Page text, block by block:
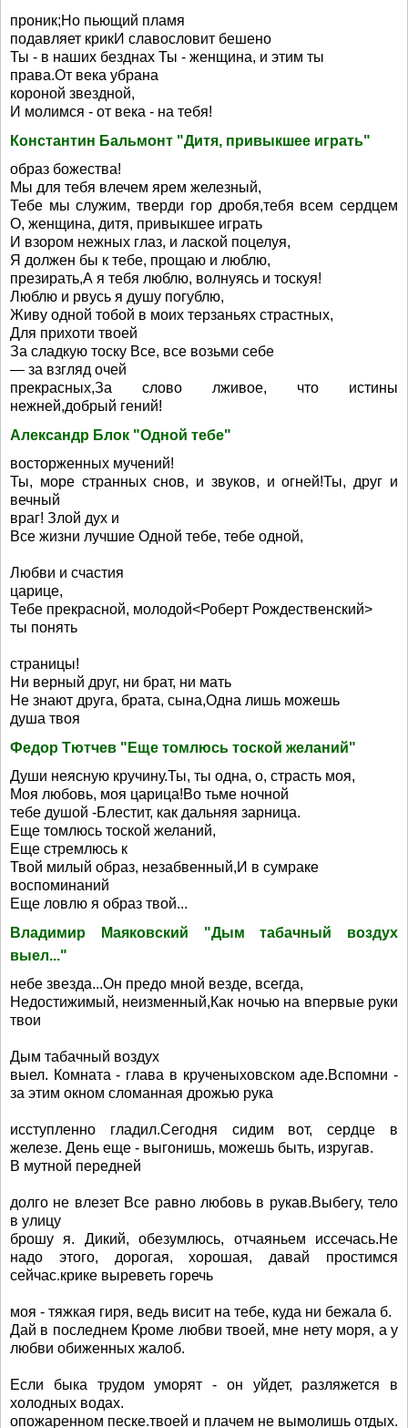
проник;Но пьющий пламя
подавляет крикИ славословит бешено
Ты - в наших безднах Ты - женщина, и этим ты
права.От века убрана
короной звездной,
И молимся - от века - на тебя!
Константин Бальмонт "Дитя, привыкшее играть"
образ божества!
Мы для тебя влечем ярем железный,
Тебе мы служим, тверди гор дробя,тебя всем сердцем
О, женщина, дитя, привыкшее играть
И взором нежных глаз, и лаской поцелуя,
Я должен бы к тебе, прощаю и люблю,
презирать,А я тебя люблю, волнуясь и тоскуя!
Люблю и рвусь я душу погублю,
Живу одной тобой в моих терзаньях страстных,
Для прихоти твоей
За сладкую тоску Все, все возьми себе
— за взгляд очей
прекрасных,За слово лживое, что истины
нежней,добрый гений!
Александр Блок "Одной тебе"
восторженных мучений!
Ты, море странных снов, и звуков, и огней!Ты, друг и
вечный
враг! Злой дух и
Все жизни лучшие Одной тебе, тебе одной,
Любви и счастия
царице,
Тебе прекрасной, молодой<Роберт Рождественский>
ты понять
страницы!
Ни верный друг, ни брат, ни мать
Не знают друга, брата, сына,Одна лишь можешь
душа твоя
Федор Тютчев "Еще томлюсь тоской желаний"
Души неясную кручину.Ты, ты одна, о, страсть моя,
Моя любовь, моя царица!Во тьме ночной
тебе душой -Блестит, как дальняя зарница.
Еще томлюсь тоской желаний,
Еще стремлюсь к
Твой милый образ, незабвенный,И в сумраке
воспоминаний
Еще ловлю я образ твой...
Владимир Маяковский "Дым табачный воздух
выел..."
небе звезда...Он предо мной везде, всегда,
Недостижимый, неизменный,Как ночью на впервые руки
твои
Дым табачный воздух
выел. Комната - глава в крученыховском аде.Вспомни -
за этим окном сломанная дрожью рука
исступленно гладил.Сегодня сидим вот, сердце в
железе. День еще - выгонишь, можешь быть, изругав.
В мутной передней
долго не влезет Все равно любовь в рукав.Выбегу, тело
в улицу
брошу я. Дикий, обезумлюсь, отчаяньем иссечась.Не
надо этого, дорогая, хорошая, давай простимся
сейчас.крике выреветь горечь
моя - тяжкая гиря, ведь висит на тебе, куда ни бежала б.
Дай в последнем Кроме любви твоей, мне нету моря, а у
любви обиженных жалоб.
Если быка трудом уморят - он уйдет, разляжется в
холодных водах.
опожаренном песке.твоей и плачем не вымолишь отдых.